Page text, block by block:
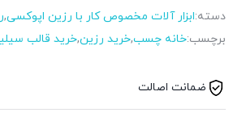
دسته:ابزار آلات مخصوص کار با رزین اپوکسی,
برچسب:خانه چسب,خرید رزین,خرید قالب
ضمانت اصالت